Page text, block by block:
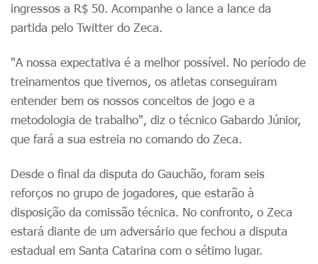
ingressos a R$ 50. Acompanhe o lance a lance da
partida pelo Twitter do Zeca.
"A nossa expectativa é a melhor possível. No período de
treinamentos que tivemos, os atletas conseguiram
entender bem os nossos conceitos de jogo e a
metodologia de trabalho", diz o técnico Gabardo Júnior,
que fará a sua estreia no comando do Zeca.
Desde o final da disputa do Gauchão, foram seis
reforços no grupo de jogadores, que estarão à
disposição da comissão técnica. No confronto, o Zeca
estará diante de um adversário que fechou a disputa
estadual em Santa Catarina com o sétimo lugar.